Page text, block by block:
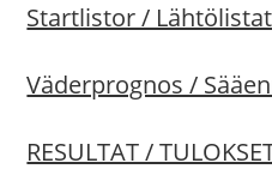
Startlistor / Lähtölistat
Väderprognos /
RESULTAT /